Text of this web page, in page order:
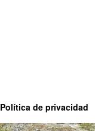
Política de privacidad